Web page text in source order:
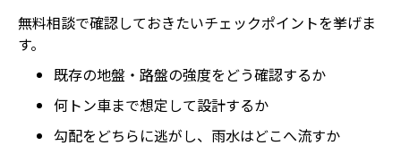
無料相談で確認しておきたいチェックポイントを挙げま
す。
既存の地盤・路盤の強度をどう確認するか
何トン車まで想定して設計するか
勾配をどちらに逃がし、雨水はどこへ流すか